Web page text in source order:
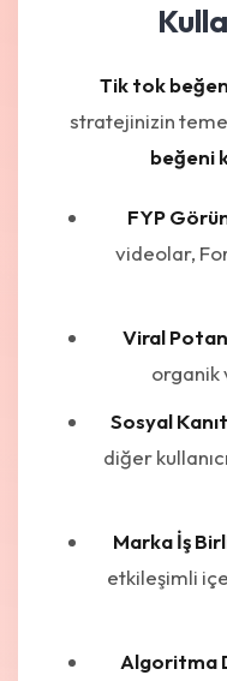
Tik tok
stratejinizin
beğeni
FYP
videolar,
Viral
organik
Sosyal
diğer
Marka İş
etkileşimli
Algoritma